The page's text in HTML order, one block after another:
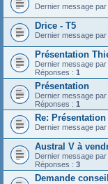
Dernier message par
Drice - T5
Dernier message par
Présentation
Dernier message par
Réponses : 1
Présentation
Dernier message par
Réponses : 1
Re:
Dernier message par
Austral V à
Dernier message par
Réponses : 3
Demande conseil